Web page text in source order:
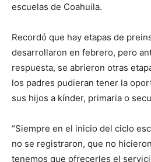
escuelas de Coahuila.
Recordó que hay etapas de
desarrollaron en febrero, pero
respuesta, se abrieron otras
los padres pudieran tener la
sus hijos a kínder, primaria o
“Siempre en el inicio del ciclo
no se registraron, que no
tenemos que ofrecerles el